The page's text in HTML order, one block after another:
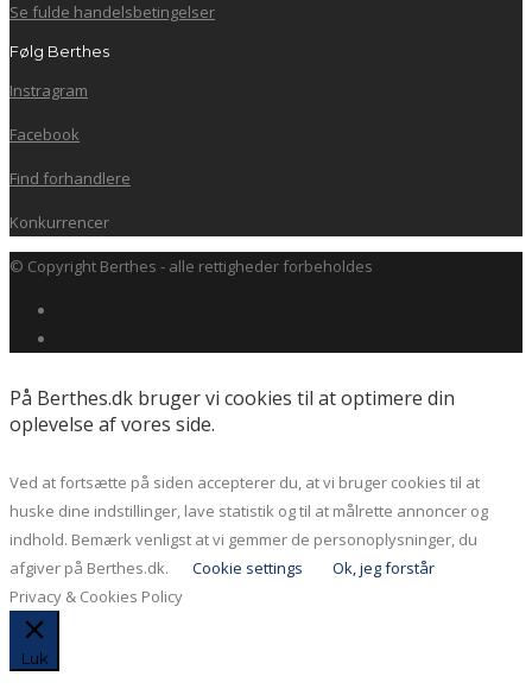
Se fulde handelsbetingelser
Følg Berthes
Instragram
Facebook
Find forhandlere
Konkurrencer
© Copyright Berthes - alle rettigheder forbeholdes
På Berthes.dk bruger vi cookies til at optimere din
oplevelse af vores side.
Ved at fortsætte på siden accepterer du, at vi bruger cookies til at
huske dine indstillinger, lave statistik og til at målrette annoncer og
indhold. Bemærk venligst at vi gemmer de personoplysninger, du
afgiver på Berthes.dk.
Cookie settings
Ok, jeg forstår
Privacy & Cookies Policy
Luk